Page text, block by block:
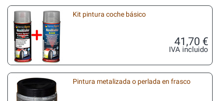
Kit pintura coche básico
41,70 €
IVA incluido
Pintura metalizada o perlada en frasco